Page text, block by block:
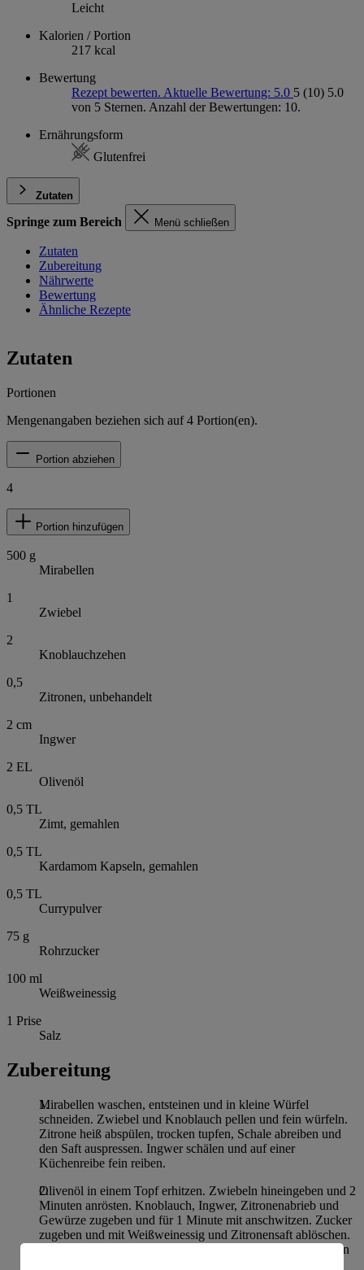
Leicht
Kalorien / Portion
217 kcal
Bewertung
Rezept bewerten. Aktuelle Bewertung: 5.0 5 (10) 5.0
von 5 Sternen. Anzahl der Bewertungen: 10.
Ernährungsform
Glutenfrei
Zutaten
Springe zum Bereich Menü schließen
Zutaten
Zubereitung
Nährwerte
Bewertung
Ähnliche Rezepte
Zutaten
Portionen
Mengenangaben beziehen sich auf4 Portion(en).
Portion abziehen
4
Portion hinzufügen
500 g
Mirabellen
1
Zwiebel
2
Knoblauchzehen
0,5
Zitronen, unbehandelt
2 cm
Ingwer
2 EL
Olivenöl
0,5 TL
Zimt, gemahlen
0,5 TL
Kardamom Kapseln, gemahlen
0,5 TL
Currypulver
75 g
Rohrzucker
100 ml
Weißweinessig
1 Prise
Salz
Zubereitung
Mirabellen waschen, entsteinen und in kleine Würfel
schneiden. Zwiebel und Knoblauch pellen und fein würfeln.
Zitrone heiß abspülen, trocken tupfen, Schale abreiben und
den Saft auspressen. Ingwer schälen und auf einer
Küchenreibe fein reiben.
Olivenöl in einem Topf erhitzen. Zwiebeln hineingeben und 2
Minuten anrösten. Knoblauch, Ingwer, Zitronenabrieb und
Gewürze zugeben und für 1 Minute mit anschwitzen. Zucker
zugeben und mit Weißweinessig und Zitronensaft ablöschen.
Mirabellen zugeben, unterrühren und alles einmal aufkochen